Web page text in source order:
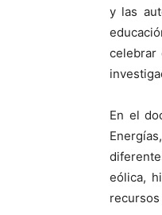
y las
celebrar
En el
eólica,